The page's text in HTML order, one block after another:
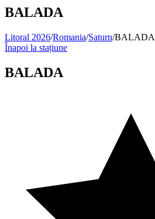
BALADA
Litoral 2026/Romania/Saturn/BALADA
Înapoi la stațiune
BALADA